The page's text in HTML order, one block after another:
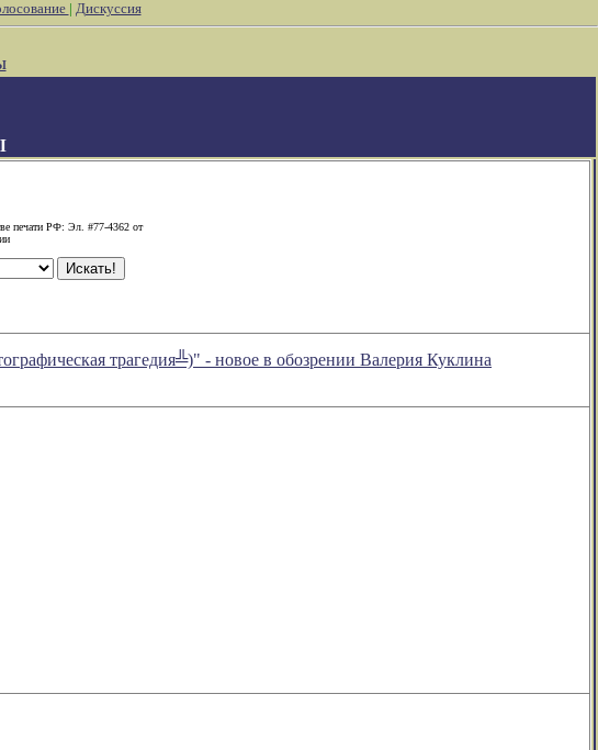
| Дискуссия
печати РФ: Эл. #77-4362 от
трагедия╩)" - новое в обозрении Валерия Куклина